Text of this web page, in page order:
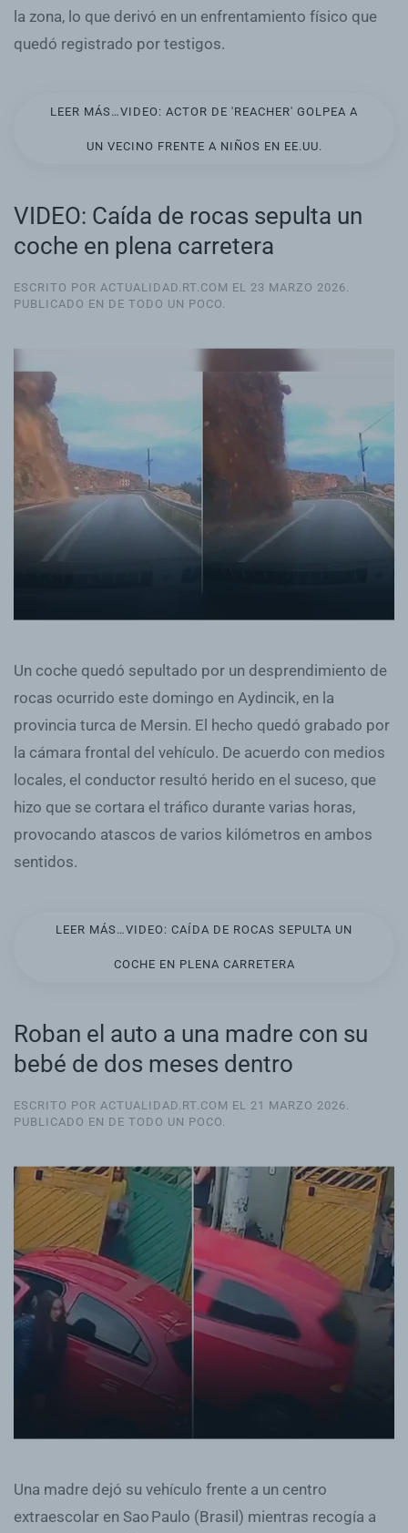
la zona, lo que derivó en un enfrentamiento físico que
quedó registrado por testigos.
LEER MÁS…VIDEO: ACTOR DE 'REACHER' GOLPEA A
UN VECINO FRENTE A NIÑOS EN EE.UU.
VIDEO: Caída de rocas sepulta un
coche en plena carretera
ESCRITO POR ACTUALIDAD.RT.COM EL 23 MARZO 2026
PUBLICADO EN DE TODO UN POCO
Un coche quedó sepultado por un desprendimiento de
rocas ocurrido este domingo en Aydincik, en la
provincia turca de Mersin. El hecho quedó grabado por
la cámara frontal del vehículo. De acuerdo con medios
locales, el conductor resultó herido en el suceso, que
hizo que se cortara el tráfico durante varias horas,
provocando atascos de varios kilómetros en ambos
sentidos.
LEER MÁS…VIDEO: CAÍDA DE ROCAS SEPULTA UN
COCHE EN PLENA CARRETERA
Roban el auto a una madre con su
bebé de dos meses dentro
ESCRITO POR ACTUALIDAD.RT.COM EL 21 MARZO 2026
PUBLICADO EN DE TODO UN POCO
Una madre dejó su vehículo frente a un centro
extraescolar en Sao Paulo (Brasil) mientras recogía a